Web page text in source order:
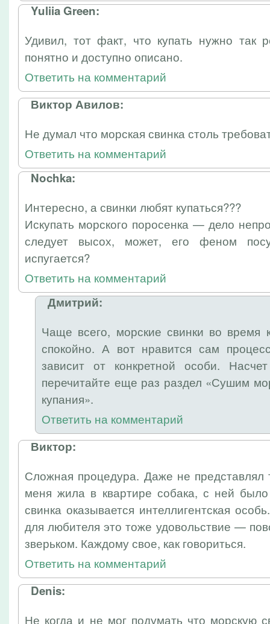
Yuliia Green:
Удивил, тот факт, что купать нужно так
понятно и доступно описано.
Ответить на комментарий
Виктор Авилов:
Не думал что морская свинка столь
Ответить на комментарий
Nochka:
Интересно, а свинки любят купаться???
Искупать морского поросенка — дело
следует высох, может, его феном
испугается?
Ответить на комментарий
Дмитрий:
Чаще всего, морские свинки во время
спокойно. А вот нравится сам
зависит от конкретной особи.
перечитайте еще раз раздел «Сушим
купания».
Ответить на комментарий
Виктор:
Сложная процедура. Даже не представлял
меня жила в квартире собака, с ней
свинка оказывается интеллигентская
для любителя это тоже удовольствие —
зверьком. Каждому свое, как говориться.
Ответить на комментарий
Denis:
Не когда и не мог подумать что морскую